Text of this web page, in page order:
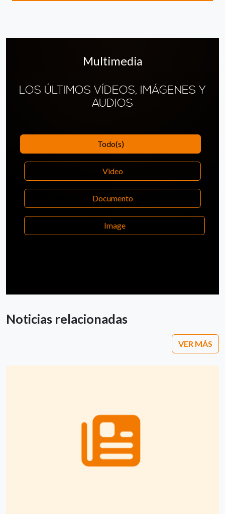
Multimedia
LOS ÚLTIMOS VÍDEOS, IMÁGENES Y
AUDIOS
Todo(s)
Video
Documento
Image
Noticias relacionadas
VER MÁS